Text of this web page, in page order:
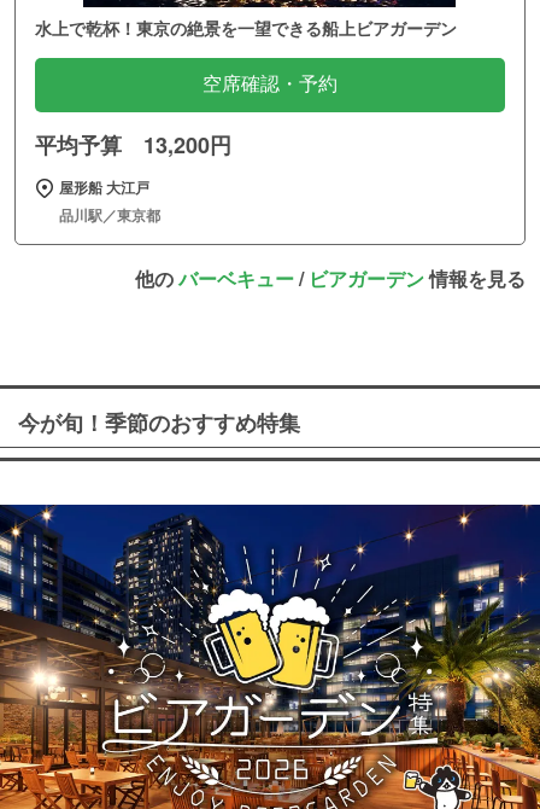
水上で乾杯！東京の絶景を一望できる船上ビアガーデン
空席確認・予約
平均予算 13,200円
屋形船 大江戸
品川駅／東京都
他のバーベキュー/ ビアガーデン情報を見る
今が旬！季節のおすすめ特集